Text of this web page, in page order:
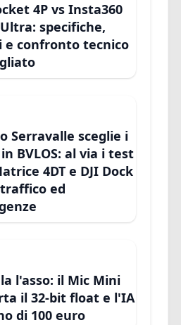
4P vs Insta360
specifiche,
e confronto tecnico
Serravalle sceglie i
BVLOS: al via i test
4DT e DJI Dock
ed
l'asso: il Mic Mini
il 32-bit float e l'IA
di 100 euro